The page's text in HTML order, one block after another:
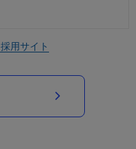
採用サイト